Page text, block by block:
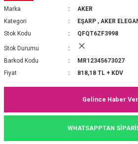
2025-2026 SONBAHAR KIŞ
JAKAR EŞARP
PAMUK EŞARP
ŞAL
MEDİNE İPEĞİ ŞAL
Marka
AKER
Kategori
EŞARP , AKER
Stok Kodu
QFQT6ZF3998
Stok Durumu
Barkod Kodu
MR12345673027
Fiyat
818,18 TL + KDV
Gelince Haber Ver
WHATSAPPTAN